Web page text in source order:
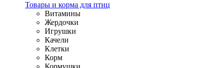
Товары и корма для птиц
Витамины
Жердочки
Игрушки
Качели
Клетки
Корм
Кормушки